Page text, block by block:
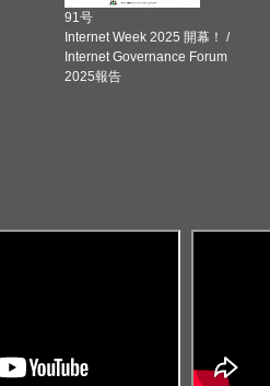
91号
Internet Week 2025 開幕！ /
Internet Governance Forum
2025報告